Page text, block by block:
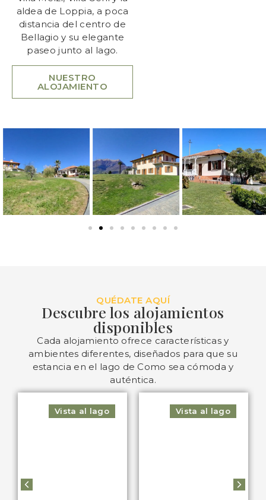
aldea de Loppia, a poca
distancia del centro de
Bellagio y su elegante
paseo junto al lago.
NUESTRO
ALOJAMIENTO
QUÉDATE AQUÍ
Descubre los alojamientos
disponibles
Cada alojamiento ofrece características y
ambientes diferentes, diseñados para que su
estancia en el lago de Como sea cómoda y
auténtica.
Vista al lago Vista al lago